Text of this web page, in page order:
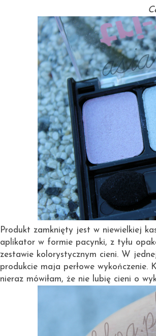
Produkt zamknięty jest w niewielkiej
aplikator w formie pacynki, z tyłu
zestawie kolorystycznym cieni. W
produkcie maja perłowe
nieraz mówiłam, że nie lubię cieni o